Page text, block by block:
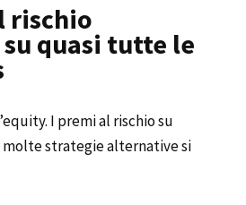
rischio
quasi tutte le
I premi al rischio su
strategie alternative si